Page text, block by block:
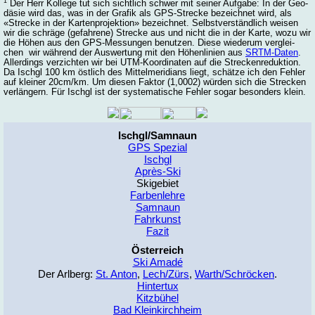
Der Herr Kol­le­ge tut sich sicht­lich schwer mit sei­ner Auf­ga­be: In der Geo­
dä­sie wird das, was in der Gra­fik als GPS-Stre­cke be­zeich­net wird, als
«Stre­cke in der Kar­ten­pro­jek­ti­on» be­zeich­net. Selbst­ver­ständ­lich wei­sen
wir die schrä­ge (ge­fah­re­ne) Stre­cke aus und nicht die in der Kar­te, wo­zu wir
die Hö­hen aus den GPS-Mes­sun­gen be­nut­zen. Die­se wie­der­um ver­glei­
chen wir wäh­rend der Aus­wer­tung mit den Hö­hen­li­ni­en aus SRTM-Daten.
Al­ler­dings ver­zich­ten wir bei UTM-Koor­di­na­ten auf die Stre­cken­re­duk­ti­on.
Da Ischgl 100 km öst­lich des Mit­tel­me­ri­dians liegt, schät­ze ich den Feh­ler
auf klei­ner 20cm/km. Um die­sen Fak­tor (1,0002) wür­den sich die Stre­cken
ver­län­gern. Für Ischgl ist der sys­te­ma­ti­sche Feh­ler so­gar be­son­ders klein.
Ischgl/Samnaun
GPS Spezial
Ischgl
Après-Ski
Skigebiet
Farbenlehre
Samnaun
Fahrkunst
Fazit
Österreich
Ski Amadé
Der Arlberg: St. Anton, Lech/Zürs, Warth/Schröcken.
Hintertux
Kitzbühel
Bad Kleinkirchheim